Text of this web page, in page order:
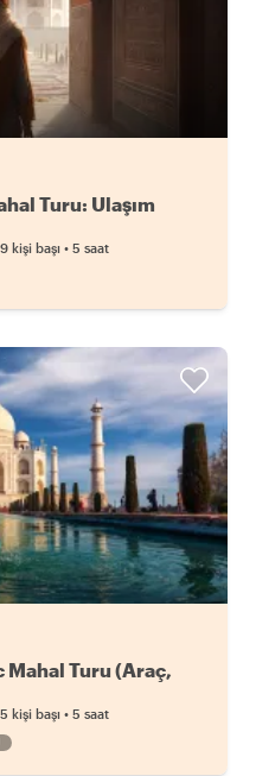
Turu: Ulaşım
kişi başı • 5 saat
Mahal Turu (Araç,
kişi başı • 5 saat